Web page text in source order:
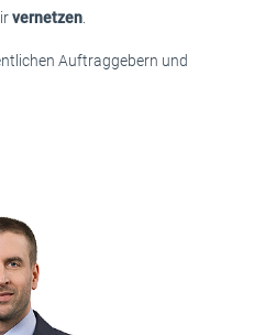
vernetzen
Auftraggebern und